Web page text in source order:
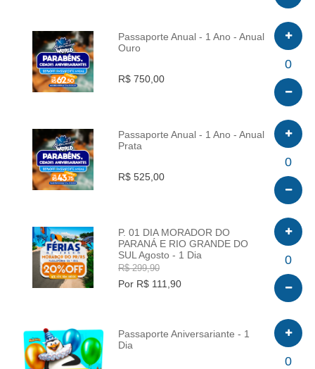
INFO
Passaporte Anual - 1 Ano - Anual
Ouro
R$ 750,00
0
INFO
Passaporte Anual - 1 Ano - Anual
Prata
R$ 525,00
0
INFO
P. 01 DIA MORADOR DO
PARANÁ E RIO GRANDE DO
SUL Agosto - 1 Dia
R$ 299,90
Por R$ 111,90
0
INFO
Passaporte Aniversariante - 1
Dia
0